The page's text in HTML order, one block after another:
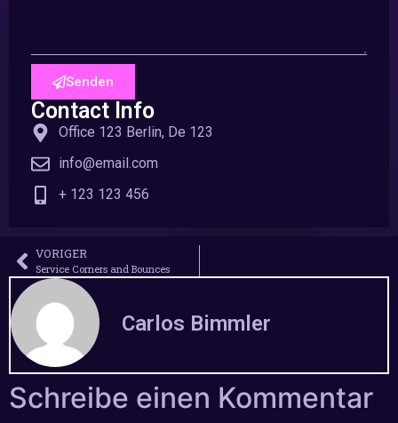
Senden
Contact Info
Office 123 Berlin, De 123
info@email.com
+ 123 123 456
VORIGER
Service Corners and Bounces
Carlos Bimmler
Schreibe einen Kommentar